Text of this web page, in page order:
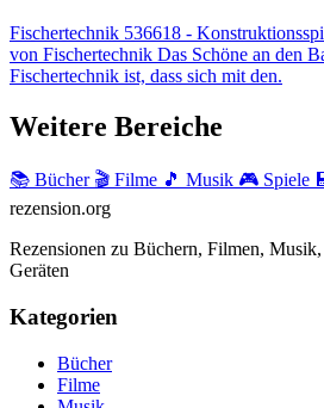
Fischertechnik 536618 -
von Fischertechnik Das Schöne an den
Fischertechnik ist, dass sich mit den.
Weitere Bereiche
📚 Bücher 🎬 Filme 🎵 Musik 🎮 Spiele
rezension.org
Rezensionen zu Büchern, Filmen,
Geräten
Kategorien
Bücher
Filme